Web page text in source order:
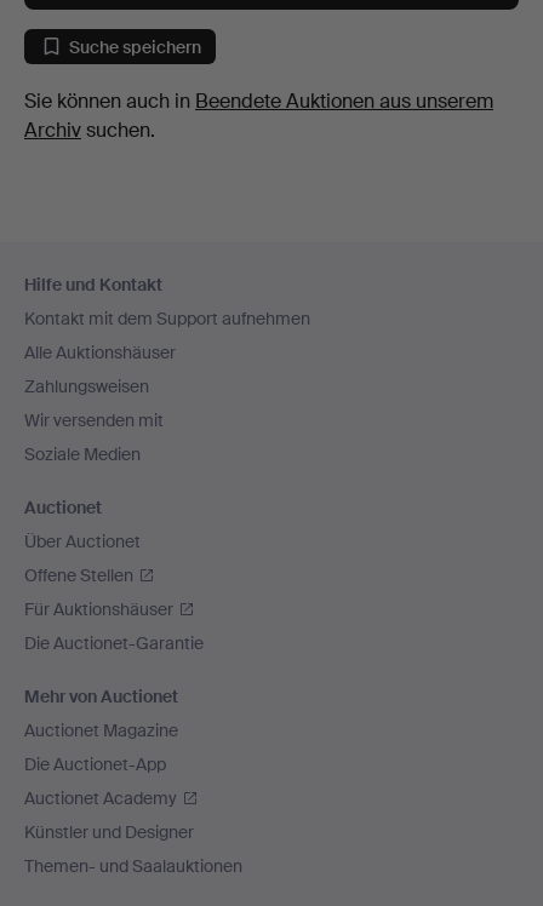
Suche speichern
Sie können auch in Beendete Auktionen aus unserem
Archivsuchen.
Navigation
Hilfe und Kontakt
Kontakt mit dem Support aufnehmen
Alle Auktionshäuser
Zahlungsweisen
Wir versenden mit
Soziale Medien
Auctionet
Über Auctionet
Offene Stellen
Für Auktionshäuser
Die Auctionet-Garantie
Mehr von Auctionet
Auctionet Magazine
Die Auctionet-App
Auctionet Academy
Künstler und Designer
Themen- und Saalauktionen